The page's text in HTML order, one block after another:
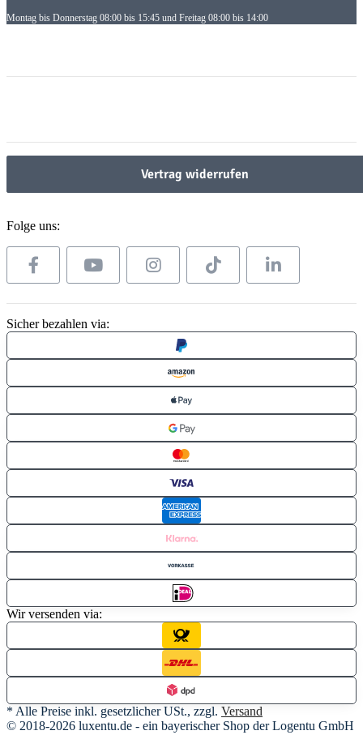
Montag bis Donnerstag 08:00 bis 15:45 und Freitag 08:00 bis 14:00
Vertrag widerrufen
Folge uns:
Sicher bezahlen via:
Wir versenden via:
* Alle Preise inkl. gesetzlicher USt., zzgl. Versand
© 2018-2026 luxentu.de - ein bayerischer Shop der Logentu GmbH